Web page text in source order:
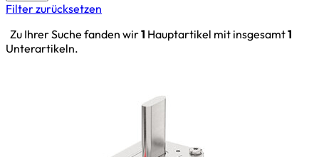
Filter zurücksetzen
Zu Ihrer Suche fanden wir1 Hauptartikel mit insgesamt1
Unterartikeln.